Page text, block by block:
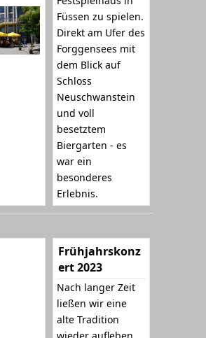
Füssen zu spielen.
Direkt am Ufer des
Forggensees mit
dem Blick auf
Schloss
Neuschwanstein
und voll
besetztem
Biergarten - es
war ein
besonderes
Erlebnis.
Frühjahrskonz
ert 2023
Nach langer Zeit
ließen wir eine
alte Tradition